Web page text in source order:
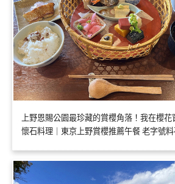
上野恩賜公園最珍藏的賞櫻角落！我在櫻
懷石料理｜東京上野賞櫻推薦午餐 老字號